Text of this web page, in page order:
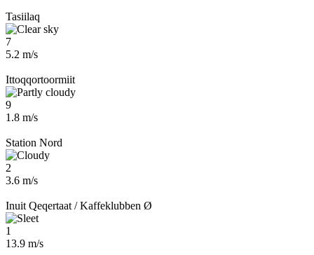
Tasiilaq
7
5.2 m/s
Ittoqqortoormiit
9
1.8 m/s
Station Nord
2
3.6 m/s
Inuit Qeqertaat / Kaffeklubben Ø
1
13.9 m/s